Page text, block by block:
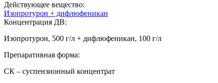
Действующее вещество:
Изопротурон + дифлюфеникан
Концентрация ДВ:
Изопротурон, 500 г/л + дифлюфеникан, 100 г/л
Препаративная форма:
СК – суспензионный концентрат